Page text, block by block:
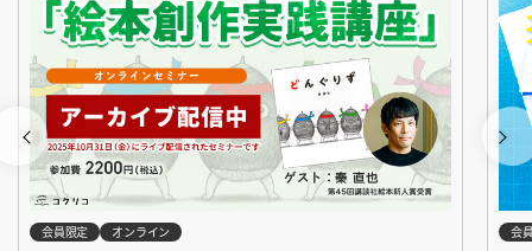
会員限定 オンライン 会